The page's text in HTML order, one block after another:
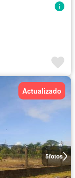
5fotos
Actualizado